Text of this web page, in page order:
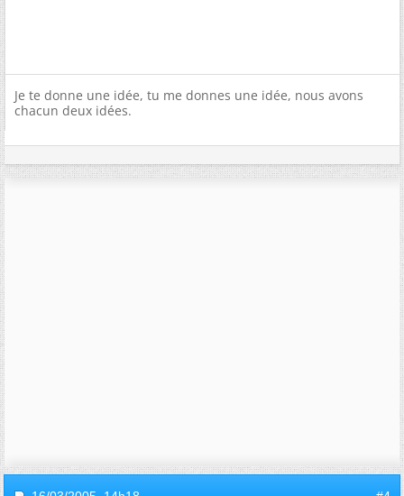
Je te donne une idée, tu me donnes une idée, nous avons
chacun deux idées.